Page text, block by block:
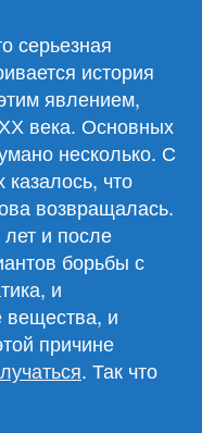
серьезная
история
явлением,
века. Основных
несколько. С
казалось, что
возвращалась.
и после
борьбы с
и
вещества, и
причине
. Так что